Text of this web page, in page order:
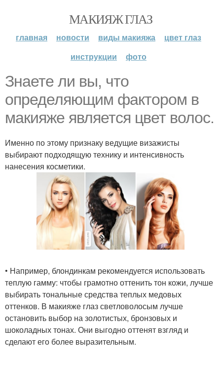
МАКИЯЖ ГЛАЗ
главная новости виды макияжа
цвет глаз
инструкции
фото
Знаете ли вы, что
определяющим фактором в
макияже является цвет волос.
Именно по этому признаку ведущие визажисты
выбирают подходящую технику и интенсивность
нанесения косметики.
• Например, блондинкам рекомендуется использовать
теплую гамму: чтобы грамотно оттенить тон кожи, лучше
выбирать тональные средства теплых медовых
оттенков. В макияже глаз светловолосым лучше
остановить выбор на золотистых, бронзовых и
шоколадных тонах. Они выгодно оттенят взгляд и
сделают его более выразительным.